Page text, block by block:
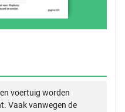
voertuig worden
Vaak vanwegen de